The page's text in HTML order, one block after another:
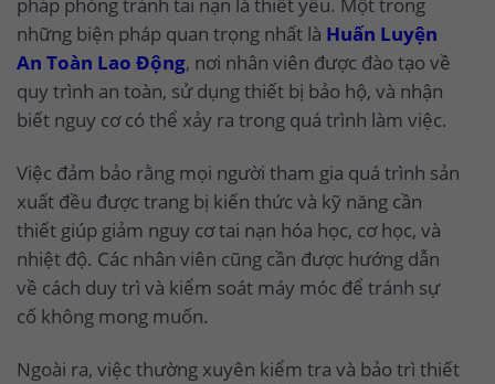
pháp phòng tránh tai nạn là thiết yếu. Một trong
những biện pháp quan trọng nhất là Huấn Luyện
An Toàn Lao Động, nơi nhân viên được đào tạo về
quy trình an toàn, sử dụng thiết bị bảo hộ, và nhận
biết nguy cơ có thể xảy ra trong quá trình làm việc.
Việc đảm bảo rằng mọi người tham gia quá trình sản
xuất đều được trang bị kiến thức và kỹ năng cần
thiết giúp giảm nguy cơ tai nạn hóa học, cơ học, và
nhiệt độ. Các nhân viên cũng cần được hướng dẫn
về cách duy trì và kiểm soát máy móc để tránh sự
cố không mong muốn.
Ngoài ra, việc thường xuyên kiểm tra và bảo trì thiết